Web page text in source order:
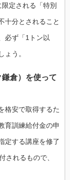
定される「特別
十分とされること
必ず「1トン以
ょう。
倉）を使って
格安で取得するた
育訓練給付金の申
定する講座を修了
されるもので、